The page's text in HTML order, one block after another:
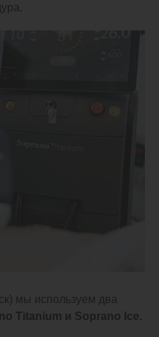
мы используем два
Titanium и Soprano Ice.